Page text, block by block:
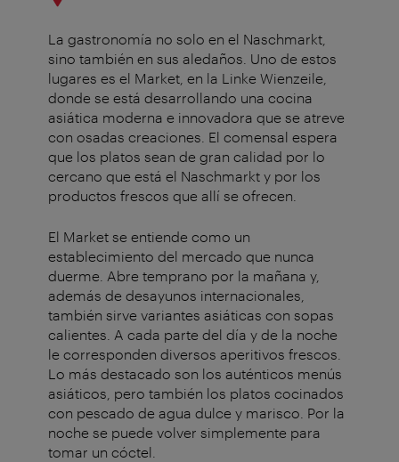
La gastronomía no solo en el Naschmarkt,
sino también en sus aledaños. Uno de estos
lugares es el Market, en la Linke Wienzeile,
donde se está desarrollando una cocina
asiática moderna e innovadora que se atreve
con osadas creaciones. El comensal espera
que los platos sean de gran calidad por lo
cercano que está el Naschmarkt y por los
productos frescos que allí se ofrecen.
El Market se entiende como un
establecimiento del mercado que nunca
duerme. Abre temprano por la mañana y,
además de desayunos internacionales,
también sirve variantes asiáticas con sopas
calientes. A cada parte del día y de la noche
le corresponden diversos aperitivos frescos.
Lo más destacado son los auténticos menús
asiáticos, pero también los platos cocinados
con pescado de agua dulce y marisco. Por la
noche se puede volver simplemente para
tomar un cóctel.